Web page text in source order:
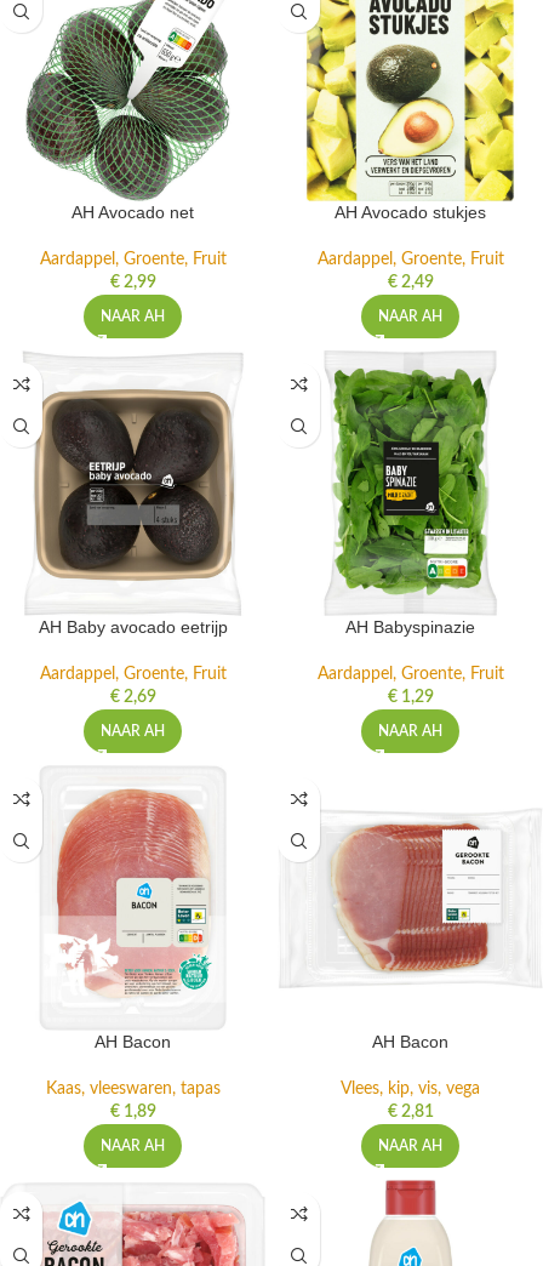
AH Avocado net
Aardappel, Groente, Fruit
€2,99
NAAR AH
AH Avocado stukjes
Aardappel, Groente, Fruit
€2,49
NAAR AH
AH Baby avocado eetrijp
Aardappel, Groente, Fruit
€2,69
NAAR AH
AH Babyspinazie
Aardappel, Groente, Fruit
€1,29
NAAR AH
AH Bacon
Kaas, vleeswaren, tapas
€1,89
NAAR AH
AH Bacon
Vlees, kip, vis, vega
€2,81
NAAR AH